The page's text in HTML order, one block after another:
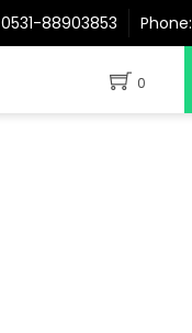
0531-88903853 Phone:
0